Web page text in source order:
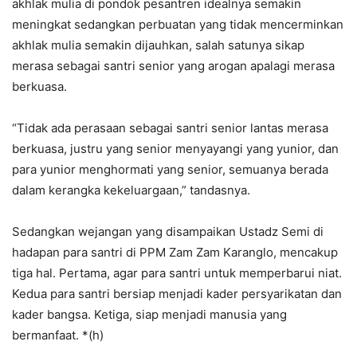
akhlak mulia di pondok pesantren idealnya semakin
meningkat sedangkan perbuatan yang tidak mencerminkan
akhlak mulia semakin dijauhkan, salah satunya sikap
merasa sebagai santri senior yang arogan apalagi merasa
berkuasa.
“Tidak ada perasaan sebagai santri senior lantas merasa
berkuasa, justru yang senior menyayangi yang yunior, dan
para yunior menghormati yang senior, semuanya berada
dalam kerangka kekeluargaan,” tandasnya.
Sedangkan wejangan yang disampaikan Ustadz Semi di
hadapan para santri di PPM Zam Zam Karanglo, mencakup
tiga hal. Pertama, agar para santri untuk memperbarui niat.
Kedua para santri bersiap menjadi kader persyarikatan dan
kader bangsa. Ketiga, siap menjadi manusia yang
bermanfaat. *(h)